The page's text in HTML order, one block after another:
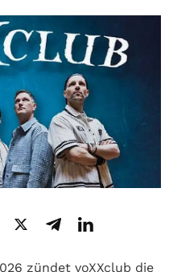
zündet voXXclub die